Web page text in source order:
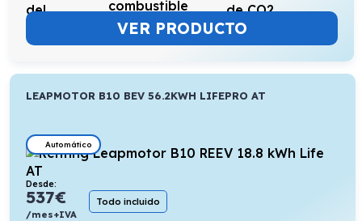
VER PRODUCTO
LEAPMOTOR B10 BEV 56.2KWH LIFEPRO AT
Automático
Desde:
537€
/mes+IVA
Todo incluido